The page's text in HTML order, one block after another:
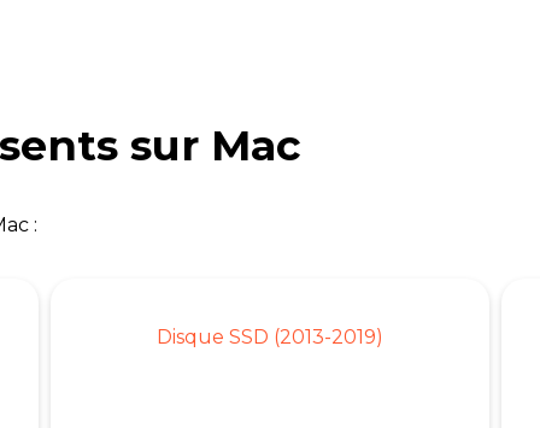
sur Mac
:
Disque SSD (2013-2019)